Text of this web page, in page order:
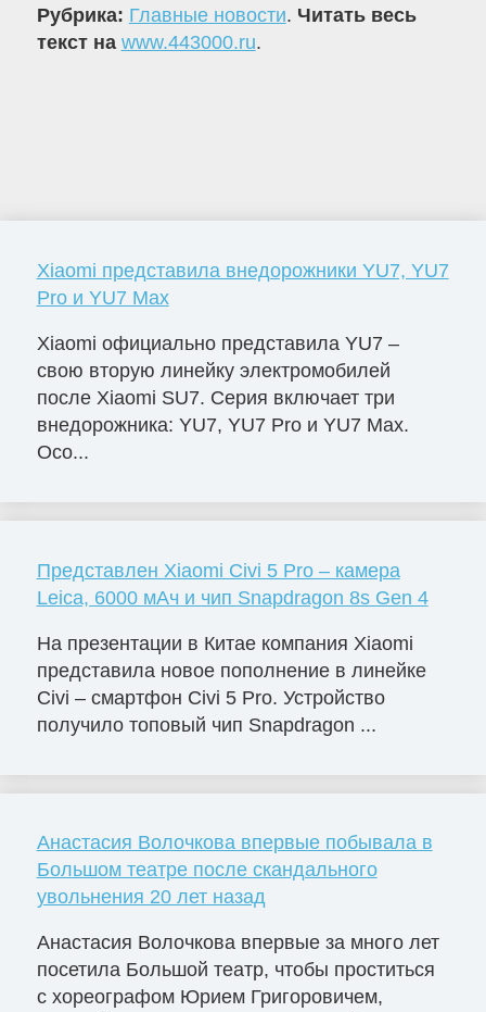
Рубрика: Главные новости. Читать весь
текст на www.443000.ru.
Xiaomi представила внедорожники YU7, YU7
Pro и YU7 Max
Xiaomi официально представила YU7 –
свою вторую линейку электромобилей
после Xiaomi SU7. Серия включает три
внедорожника: YU7, YU7 Pro и YU7 Max.
Осо...
Представлен Xiaomi Civi 5 Pro – камера
Leica, 6000 мАч и чип Snapdragon 8s Gen 4
На презентации в Китае компания Xiaomi
представила новое пополнение в линейке
Civi – смартфон Civi 5 Pro. Устройство
получило топовый чип Snapdragon ...
Анастасия Волочкова впервые побывала в
Большом театре после скандального
увольнения 20 лет назад
Анастасия Волочкова впервые за много лет
посетила Большой театр, чтобы проститься
с хореографом Юрием Григоровичем,